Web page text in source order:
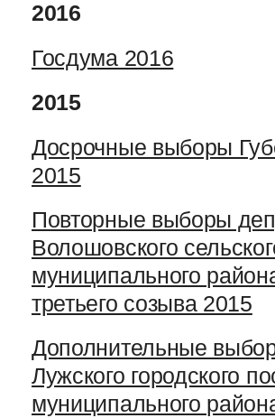
2016
Госдума 2016
2015
Досрочные выборы
2015
Повторные выборы
Волошовского
муниципального
третьего созыва 2015
Дополнительные
Лужского городского
муниципального